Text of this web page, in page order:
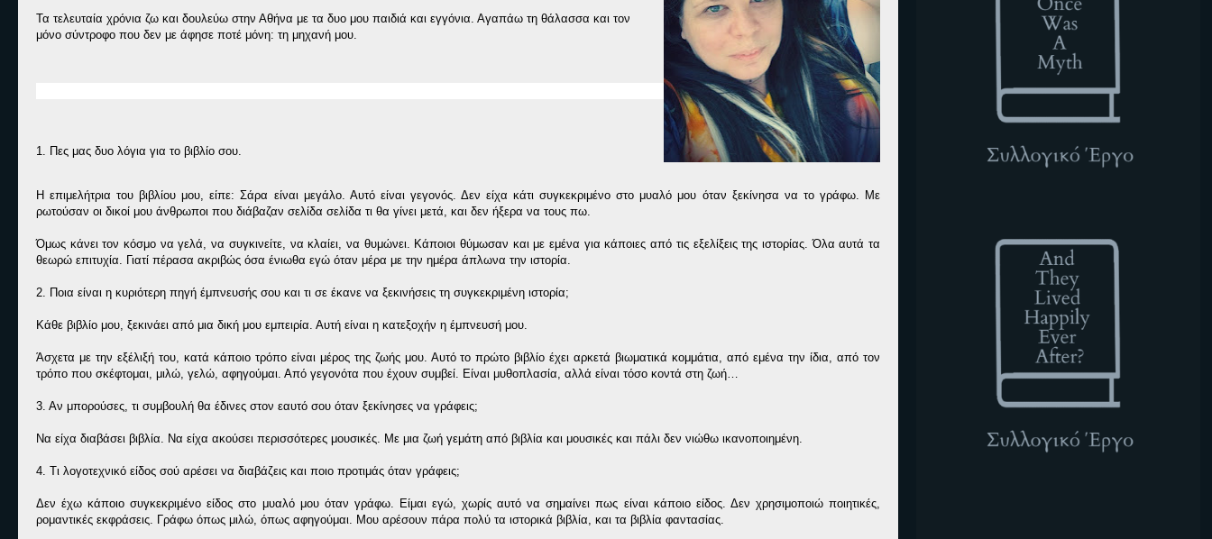
Τα τελευταία χρόνια ζω και δουλεύω στην Αθήνα με τα δυο μου παιδιά και εγγόνια. Αγαπάω τη θάλασσα και τον
μόνο σύντροφο που δεν με άφησε ποτέ μόνη: τη μηχανή μου.
1. Πες μας δυο λόγια για το βιβλίο σου.
Η επιμελήτρια του βιβλίου μου, είπε: Σάρα είναι μεγάλο. Αυτό είναι γεγονός. Δεν είχα κάτι συγκεκριμένο στο μυαλό μου όταν ξεκίνησα να το γράφω. Με
ρωτούσαν οι δικοί μου άνθρωποι που διάβαζαν σελίδα σελίδα τι θα γίνει μετά, και δεν ήξερα να τους πω.
Όμως κάνει τον κόσμο να γελά, να συγκινείτε, να κλαίει, να θυμώνει. Κάποιοι θύμωσαν και με εμένα για κάποιες από τις εξελίξεις της ιστορίας. Όλα αυτά τα
θεωρώ επιτυχία. Γιατί πέρασα ακριβώς όσα ένιωθα εγώ όταν μέρα με την ημέρα άπλωνα την ιστορία.
2. Ποια είναι η κυριότερη πηγή έμπνευσής σου και τι σε έκανε να ξεκινήσεις τη συγκεκριμένη ιστορία;
Κάθε βιβλίο μου, ξεκινάει από μια δική μου εμπειρία. Αυτή είναι η κατεξοχήν η έμπνευσή μου.
Άσχετα με την εξέλιξή του, κατά κάποιο τρόπο είναι μέρος της ζωής μου. Αυτό το πρώτο βιβλίο έχει αρκετά βιωματικά κομμάτια, από εμένα την ίδια, από τον
τρόπο που σκέφτομαι, μιλώ, γελώ, αφηγούμαι. Από γεγονότα που έχουν συμβεί. Είναι μυθοπλασία, αλλά είναι τόσο κοντά στη ζωή…
3. Αν μπορούσες, τι συμβουλή θα έδινες στον εαυτό σου όταν ξεκίνησες να γράφεις;
Να είχα διαβάσει βιβλία. Να είχα ακούσει περισσότερες μουσικές. Με μια ζωή γεμάτη από βιβλία και μουσικές και πάλι δεν νιώθω ικανοποιημένη.
4. Τι λογοτεχνικό είδος σού αρέσει να διαβάζεις και ποιο προτιμάς όταν γράφεις;
Δεν έχω κάποιο συγκεκριμένο είδος στο μυαλό μου όταν γράφω. Είμαι εγώ, χωρίς αυτό να σημαίνει πως είναι κάποιο είδος. Δεν χρησιμοποιώ ποιητικές,
ρομαντικές εκφράσεις. Γράφω όπως μιλώ, όπως αφηγούμαι. Μου αρέσουν πάρα πολύ τα ιστορικά βιβλία, και τα βιβλία φαντασίας.